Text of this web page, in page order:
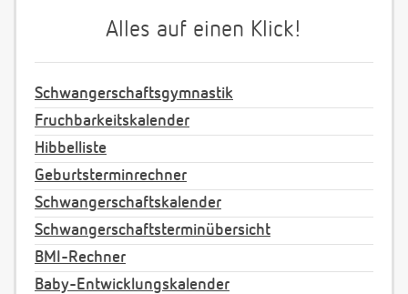
Alles auf einen Klick!
Schwangerschaftsgymnastik
Fruchbarkeitskalender
Hibbelliste
Geburtsterminrechner
Schwangerschaftskalender
Schwangerschaftsterminübersicht
BMI-Rechner
Baby-Entwicklungskalender